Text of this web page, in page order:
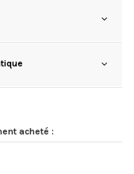
acheté :